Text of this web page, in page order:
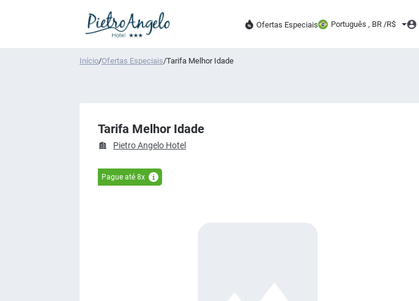
Ofertas Especiais Português , BR /R$
Início/Ofertas Especiais/Tarifa Melhor Idade
Tarifa Melhor Idade
Pietro Angelo Hotel
Pague até 8x